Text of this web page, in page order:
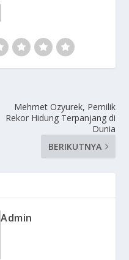
Mehmet Ozyurek, Pemilik
Rekor Hidung Terpanjang di
Dunia
BERIKUTNYA
Admin